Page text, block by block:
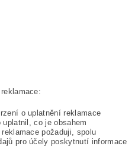
o uplatnění reklamace
co je obsahem
požaduji, spolu
pro účely poskytnutí informace